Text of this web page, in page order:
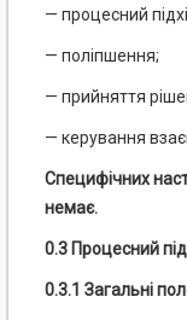
— процесний
— поліпшення;
— прийняття
— керування
Специфічних
немає.
0.3 Процесний
0.3.1 Загальні